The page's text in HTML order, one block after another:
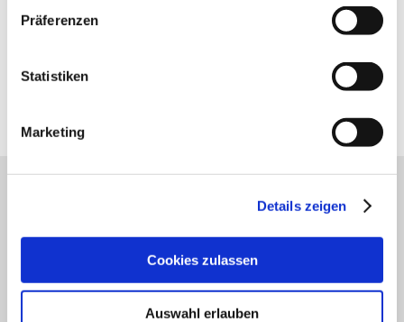
Präferenzen
Statistiken
Marketing
Details zeigen
Cookies zulassen
Auswahl erlauben
Sie benötigen weitere Informationen? Wir helfen
Ihnen gerne weiter!
(0049) 6133 4901-333
Oder einfach per E-Mail
tourismus@vg-rhein-selz.de